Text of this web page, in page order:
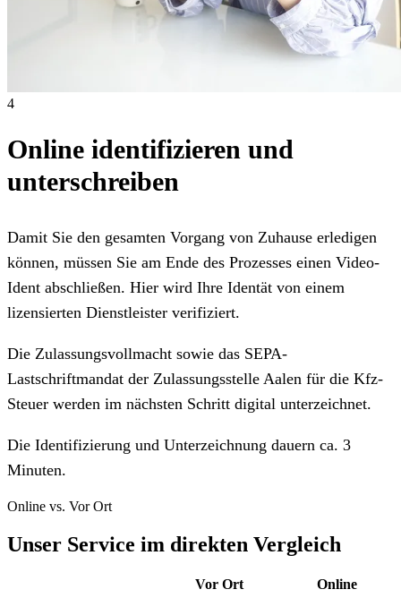
4
Online identifizieren und
unterschreiben
Damit Sie den gesamten Vorgang von Zuhause erledigen
können, müssen Sie am Ende des Prozesses einen Video-
Ident abschließen. Hier wird Ihre Identät von einem
lizensierten Dienstleister verifiziert.
Die Zulassungsvollmacht sowie das SEPA-
Lastschriftmandat der Zulassungsstelle Aalen für die Kfz-
Steuer werden im nächsten Schritt digital unterzeichnet.
Die Identifizierung und Unterzeichnung dauern ca. 3
Minuten.
Online vs. Vor Ort
Unser Service im direkten Vergleich
Vor Ort
Online